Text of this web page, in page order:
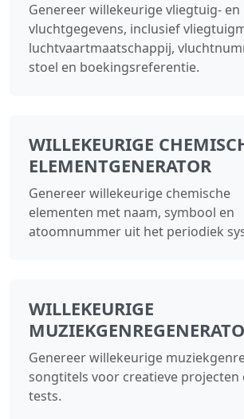
Genereer willekeurige vliegtuig- en
vluchtgegevens, inclusief
luchtvaartmaatschappij,
stoel en boekingsreferentie.
WILLEKEURIGE
ELEMENTGENERATOR
Genereer willekeurige chemische
elementen met naam, symbool en
atoomnummer uit het periodiek
WILLEKEURIGE
Genereer willekeurige
songtitels voor creatieve projecten
tests.